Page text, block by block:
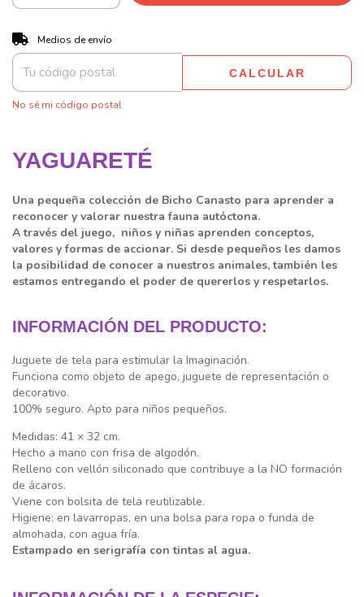
Entregas para el CP:
Medios de envío
CALCULAR
No sé mi código postal
YAGUARETÉ
Una pequeña colección de Bicho Canasto para aprender a
reconocer y valorar nuestra fauna autóctona.
A través del juego, niños y niñas aprenden conceptos,
valores y formas de accionar. Si desde pequeños les damos
la posibilidad de conocer a nuestros animales, también les
estamos entregando el poder de quererlos y respetarlos.
INFORMACIÓN DEL PRODUCTO:
Juguete de tela para estimular la Imaginación.
Funciona como objeto de apego, juguete de representación o
decorativo.
100% seguro. Apto para niños pequeños.
Medidas: 41 × 32 cm.
Hecho a mano con frisa de algodón.
Relleno con vellón siliconado que contribuye a la NO formación
de ácaros.
Viene con bolsita de tela reutilizable.
Higiene: en lavarropas, en una bolsa para ropa o funda de
almohada, con agua fría.
Estampado en serigrafía con tintas al agua.